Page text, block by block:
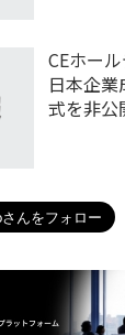
CEホー
日本企
式を非公